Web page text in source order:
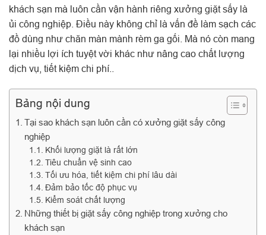
khách sạn mà luôn cần vận hành riêng xưởng giặt sấy là
ủi công nghiệp. Điều này không chỉ là vấn đề làm sạch các
đồ dùng như chăn màn mành rèm ga gối. Mà nó còn mang
lại nhiều lợi ích tuyệt vời khác như nâng cao chất lượng
dịch vụ, tiết kiệm chi phí..
Bảng nội dung
Tại sao khách sạn luôn cần có xưởng giặt sấy công
nghiệp
Khối lượng giặt là rất lớn
Tiêu chuẩn vệ sinh cao
Tối ưu hóa, tiết kiệm chi phí lâu dài
Đảm bảo tốc độ phục vụ
Kiểm soát chất lượng
Những thiết bị giặt sấy công nghiệp trong xưởng cho
khách sạn